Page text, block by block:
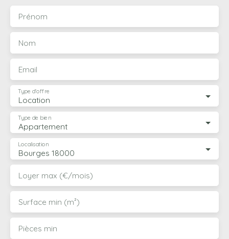
Prénom
Nom
Email
Location
Type d'offre
Appartement
Type de bien
Bourges 18000
Localisation
Loyer max (€/mois)
Surface min (m²)
Pièces min